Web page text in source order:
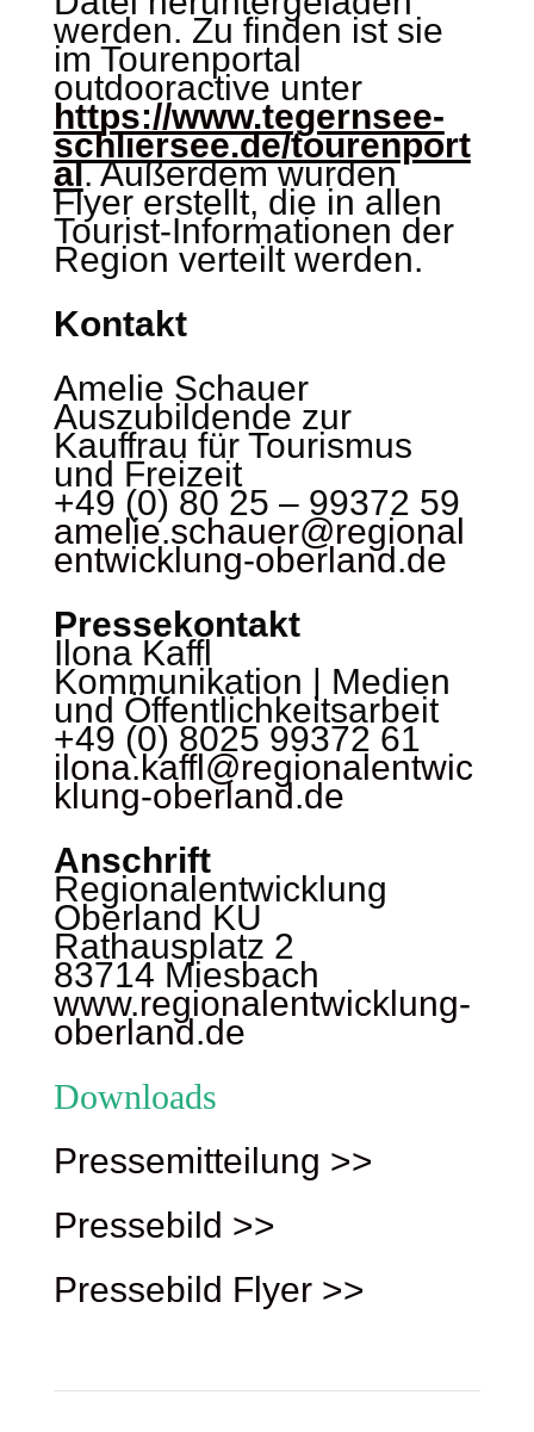
werden. Zu finden ist sie
im Tourenportal
outdooractive unter
https://www.tegernsee-
schliersee.de/tourenport
al. Außerdem wurden
Flyer erstellt, die in allen
Tourist-Informationen der
Region verteilt werden.
Kontakt
Amelie Schauer
Auszubildende zur
Kauffrau für Tourismus
und Freizeit
+49 (0) 80 25 – 99372 59
amelie.schauer@regional
entwicklung-oberland.de
Pressekontakt
Ilona Kaffl
Kommunikation | Medien
und Öffentlichkeitsarbeit
+49 (0) 8025 99372 61
ilona.kaffl@regionalentwic
klung-oberland.de
Anschrift
Regionalentwicklung
Oberland KU
Rathausplatz 2
83714 Miesbach
www.regionalentwicklung-
oberland.de
Downloads
Pressemitteilung >>
Pressebild >>
Pressebild Flyer >>